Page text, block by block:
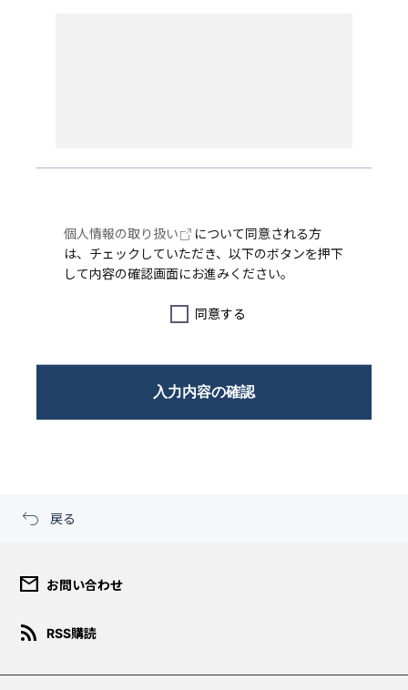
個人情報の取り扱い
について同意される方
は、チェックしていただき、以下のボタンを押下
して内容の確認画面にお進みください。
同意する
戻る
このコンテンツは、報道目的ま
にのみご使用いただくことがで
mail お問い合わせ
rss_feed RSS購読